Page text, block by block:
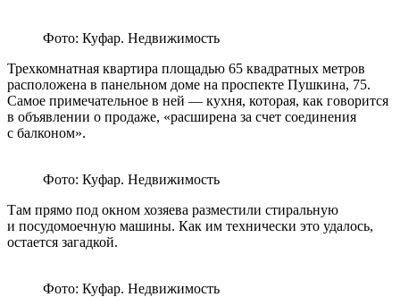
Фото: Куфар. Недвижимость
Трехкомнатная квартира площадью 65 квадратных метров
расположена в панельном доме на проспекте Пушкина, 75.
Самое примечательное в ней — кухня, которая, как говорится
в объявлении о продаже, «расширена за счет соединения
с балконом».
Фото: Куфар. Недвижимость
Там прямо под окном хозяева разместили стиральную
и посудомоечную машины. Как им технически это удалось,
остается загадкой.
Фото: Куфар. Недвижимость